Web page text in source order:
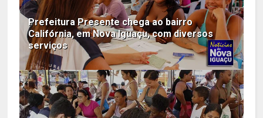
Prefeitura Presente chega ao bairro
Califórnia, em Nova Iguaçu, com diversos
serviços